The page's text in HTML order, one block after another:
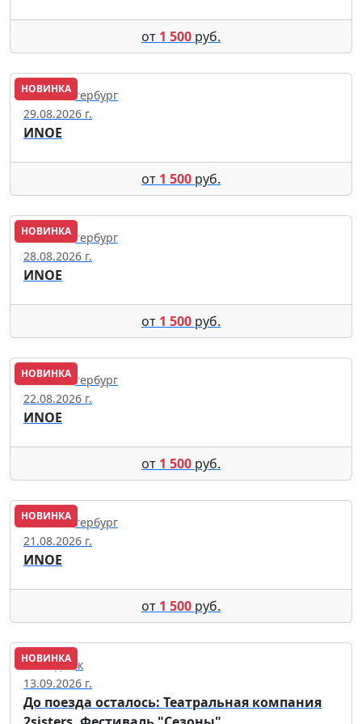
от 1 500 руб.
НОВИНКА
Санкт-Петербург
29.08.2026 г.
ИNОЕ
от 1 500 руб.
НОВИНКА
Санкт-Петербург
28.08.2026 г.
ИNОЕ
от 1 500 руб.
НОВИНКА
Санкт-Петербург
22.08.2026 г.
ИNОЕ
от 1 500 руб.
НОВИНКА
Санкт-Петербург
21.08.2026 г.
ИNОЕ
от 1 500 руб.
НОВИНКА
Геленджик
13.09.2026 г.
До поезда осталось: Театральная компания